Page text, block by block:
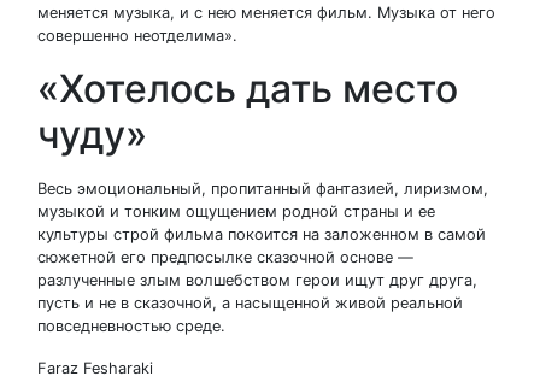
меняется музыка, и с нею меняется фильм. Музыка от него
совершенно неотделима».
«Хотелось дать место
чуду»
Весь эмоциональный, пропитанный фантазией, лиризмом,
музыкой и тонким ощущением родной страны и ее
культуры строй фильма покоится на заложенном в самой
сюжетной его предпосылке сказочной основе —
разлученные злым волшебством герои ищут друг друга,
пусть и не в сказочной, а насыщенной живой реальной
повседневностью среде.
Faraz Fesharaki